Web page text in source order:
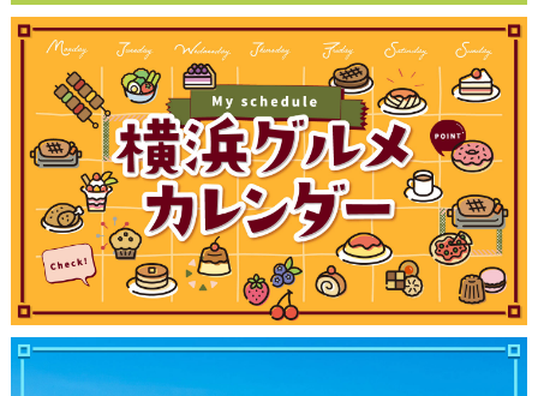
観光ガイド
ランキング
ブログ記事
サイトについて